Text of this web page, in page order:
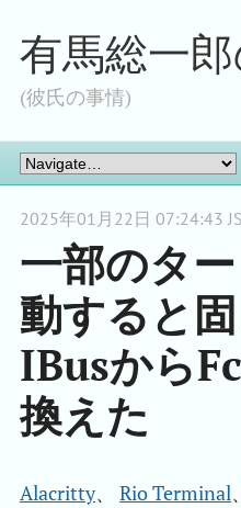
有馬総一
(彼氏の事情)
2025年01月22日 07:24:43
一部のタ
動すると
IBusから
換えた
Alacritty、 Rio Terminal